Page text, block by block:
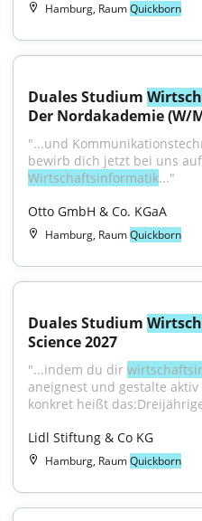
Hamburg, RaumQuickborn
Duales Studium
Der Nordakademie (W/
"...und
Wirtschaftsinformatik..."
Otto GmbH & Co. KGaA
Hamburg, RaumQuickborn
Duales Studium
Science 2027
"...indem du dir
aneignest und gestalte
konkret heißt
Lidl Stiftung & Co KG
Hamburg, RaumQuickborn